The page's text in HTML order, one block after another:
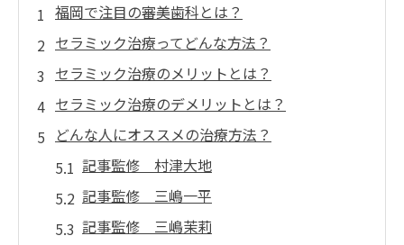
福岡で注目の審美歯科とは？
セラミック治療ってどんな方法？
セラミック治療のメリットとは？
セラミック治療のデメリットとは？
どんな人にオススメの治療方法？
記事監修 村津大地
記事監修 三嶋一平
記事監修 三嶋茉莉